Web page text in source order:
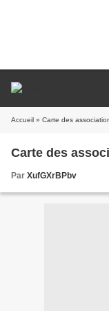
Accueil » Carte des
Carte des
Par XufGXrBPbv